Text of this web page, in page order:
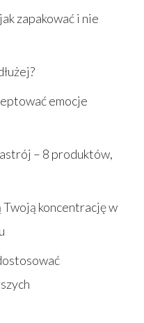
zapakować i nie
emocje
– 8 produktów,
koncentrację w